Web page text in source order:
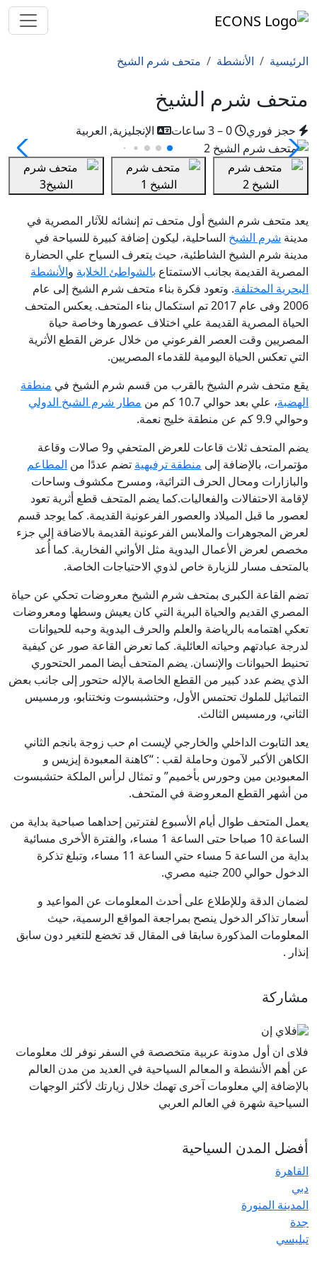
الرئيسية الأنشطة متحف شرم الشيخ
متحف شرم الشيخ
حجز فوري الإنجليزية, العربية
يعد متحف شرم الشيخ أول متحف تم إنشائه للآثار المصرية في
مدينة شرم الشيخ الساحلية، ليكون إضافة كبيرة للسياحة في
مدينة شرم الشيخ الشاطئية، حيث يتعرف السياح علي الحضارة
المصرية القديمة بجانب الاستمتاع بالشواطئ الخلابة والأنشطة
البحرية المختلفة. وتعود فكرة بناء متحف شرم الشيخ إلى عام
2006 وفى عام 2017 تم استكمال بناء المتحف. يعكس المتحف
الحياة المصرية القديمة علي اختلاف عصورها وخاصة حياة
المصريين وقت العصر الفرعوني من خلال عرض القطع الأثرية
التي تعكس الحياة اليومية للقدماء المصريين.
يقع متحف شرم الشيخ بالقرب من قسم شرم الشيخ في منطقة
الهضبة، علي بعد حوالي 10.7 كم من
مطار شرم الشيخ الدولي
وحوالي 9.9 كم عن منطقة خليج نعمة.
يضم المتحف ثلاث قاعات للعرض المتحفي و9 صالات وقاعة
مؤتمرات، بالإضافة إلى منطقة ترفيهية تضم عددًا من المطاعم
والبازارات ومحال الحرف التراثية، ومسرح مكشوف وساحات
لإقامة الاحتفالات والفعاليات.كما يضم المتحف قطع أثرية تعود
لعصور ما قبل الميلاد والعصور الفرعونية القديمة. كما يوجد قسم
لعرض المجوهرات والملابس الفرعونية القديمة بالاضافة إلي جزء
مخصص لعرض الأعمال اليدوية مثل الأواني الفخارية. كما أُعد
بالمتحف مسار للزيارة خاص لذوي الاحتياجات الخاصة.
تضم القاعة الكبرى بمتحف شرم الشيخ معروضات تحكي عن حياة
المصري القديم والحياة البرية التي كان يعيش وسطها ومعروضات
تعكي اهتمامه بالرياضة والعلم والحرف اليدوية وحبه للحيوانات
لدرجة عبادتهم وحياته العائلية. كما تعرض القاعة صور عن كيفية
تحنيط الحيوانات والإنسان. يضم المتحف أيضا الممر الحتحوري
الذي يضم عدد كبير من القطع الخاصة بالإله حتحور إلى جانب بعض
التماثيل للملوك تحتمس الأول، وحتشبسوت ونختنابو، ورمسيس
الثاني، ورمسيس الثالث.
يعد التابوت الداخلي والخارجي لإيست ام حب زوجة بانجم الثاني
الكاهن الأكبر لآمون وحاملة لقب : “كاهنة المعبودة إيزيس و
المعبودين مين وحورس بأخميم” و تمثال لرأس الملكة حتشبسوت
من أشهر القطع المعروضة في المتحف.
يعمل المتحف طوال أيام الأسبوع لفترتين إحداهما صباحية بداية من
الساعة 10 صباحا حتى الساعة 1 مساء، والفترة الأخرى مسائية
بداية من الساعة 5 مساء حتي الساعة 11 مساء، وتبلغ تذكرة
الدخول حوالي 200 جنيه مصري.
لضمان الدقة وللإطلاع على أحدث المعلومات عن المواعيد و
أسعار تذاكر الدخول ينصح بمراجعة المواقع الرسمية، حيث
المعلومات المذكورة سابقا فى المقال قد تخضع للتغير دون سابق
إنذار .
مشاركة
فلاى ان أول مدونة عربية متخصصة في السفر نوفر لك معلومات
عن أهم الأنشطة و المعالم السياحية في العديد من مدن العالم
بالإضافة إلي معلومات آخرى تهمك خلال زيارتك لأكثر الوجهات
السياحية شهرة في العالم العربي
أفضل المدن السياحية
القاهرة
دبي
المدينة المنورة
جدة
تبليسي